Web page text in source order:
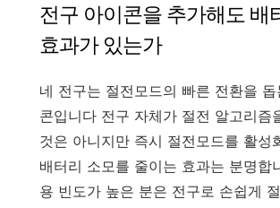
전구 아이콘을 추가해도 배
효과가 있는가
네 전구는 절전모드의 빠른 전환을
콘입니다 전구 자체가 절전 알고리즘
것은 아니지만 즉시 절전모드를 활성
배터리 소모를 줄이는 효과는 분명합
용 빈도가 높은 분은 전구로 손쉽게